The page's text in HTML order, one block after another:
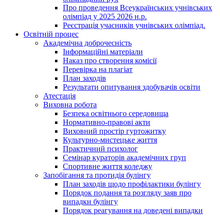
Про проведення Всеукраїнських учнівських
олімпіад у 2025 2026 н.р.
Реєстрація учасників учнівських олімпіад.
Освітній процес
Академічна доброчесність
Інформаційні матеріали
Наказ про створення комісії
Перевірка на плагіат
План заходів
Результати опитування здобувачів освіти
Атестація
Виховна робота
Безпека освітнього середовища
Нормативно-правові акти
Виховний простір гуртожитку
Культурно-мистецьке життя
Практичний психолог
Семінар кураторів академічних груп
Спортивне життя коледжу
Запобігання та протидія булінгу
План заходів щодо профілактики булінгу
Порядок подання та розгляду заяв про
випадки булінгу
Порядок реагування на доведені випадки